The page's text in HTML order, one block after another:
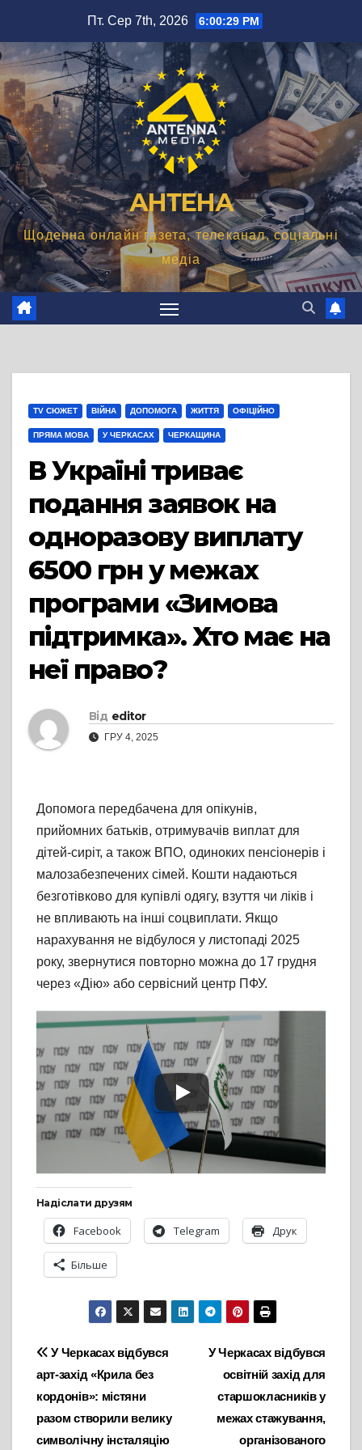
вмісту
Пт. Сер 7th, 2026 6:00:31 PM
АНТЕНА
Щоденна онлайн газета, телеканал, соціальні
медіа
TV СЮЖЕТ ВІЙНА ДОПОМОГА ЖИТТЯ ОФІЦІЙНО
ПРЯМА МОВА У ЧЕРКАСАХ ЧЕРКАЩИНА
В Україні триває
подання заявок на
одноразову виплату
6500 грн у межах
програми «Зимова
підтримка». Хто має на
неї право?
Від editor
ГРУ 4, 2025
Допомога передбачена для опікунів,
прийомних батьків, отримувачів виплат для
дітей-сиріт, а також ВПО, одиноких пенсіонерів і
малозабезпечених сімей. Кошти надаються
безготівково для купівлі одягу, взуття чи ліків і
не впливають на інші соцвиплати. Якщо
нарахування не відбулося у листопаді 2025
року, звернутися повторно можна до 17 грудня
через «Дію» або сервісний центр ПФУ.
Надіслати друзям
Facebook Telegram Друк
Більше
Навігація
записів
У Черкасах відбувся
освітній захід для
старшокласників у
межах стажування,
організованого
У Черкасах відбувся
арт-захід «Крила без
кордонів»: містяни
разом створили велику
символічну інсталяцію